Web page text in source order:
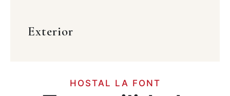
Exterior
HOSTAL LA FONT